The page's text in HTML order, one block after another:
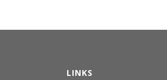
LINKS